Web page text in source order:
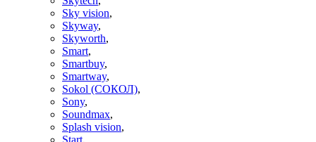
Sky vision,
Skyway,
Skyworth,
Smart,
Smartbuy,
Smartway,
Sokol (СОКОЛ),
Sony,
Soundmax,
Splash vision,
Start,